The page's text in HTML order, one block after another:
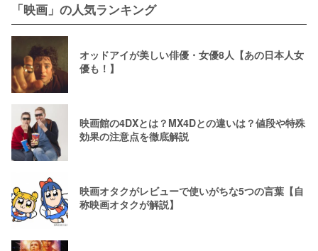
「映画」の人気ランキング
オッドアイが美しい俳優・女優8人【あの日本人女
優も！】
映画館の4DXとは？MX4Dとの違いは？値段や特殊
効果の注意点を徹底解説
映画オタクがレビューで使いがちな5つの言葉【自
称映画オタクが解説】